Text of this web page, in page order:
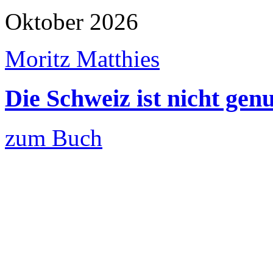
Oktober 2026
Moritz Matthies
Die Schweiz ist nicht
zum Buch